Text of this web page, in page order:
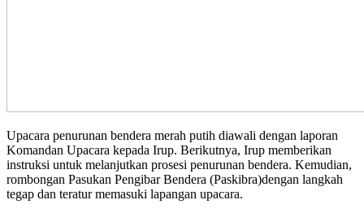
Upacara penurunan bendera merah putih diawali dengan laporan
Komandan Upacara kepada Irup. Berikutnya, Irup memberikan
instruksi untuk melanjutkan prosesi penurunan bendera. Kemudian,
rombongan Pasukan Pengibar Bendera (Paskibra)dengan langkah
tegap dan teratur memasuki lapangan upacara.